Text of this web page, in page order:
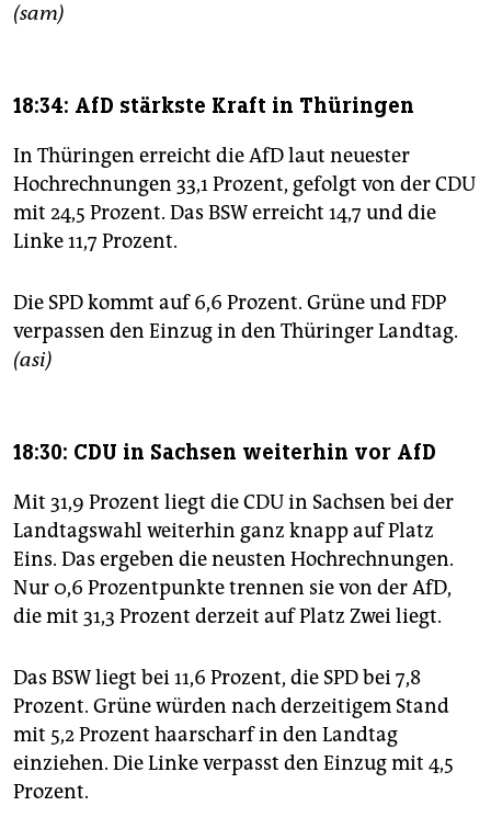
(sam)
18:34: AfD stärkste Kraft in Thüringen
In Thüringen erreicht die AfD laut neuester
Hochrechnungen 33,1 Prozent, gefolgt von der CDU
mit 24,5 Prozent. Das BSW erreicht 14,7 und die
Linke 11,7 Prozent.
Die SPD kommt auf 6,6 Prozent. Grüne und FDP
verpassen den Einzug in den Thüringer Landtag.
(asi)
18:30: CDU in Sachsen weiterhin vor AfD
Mit 31,9 Prozent liegt die CDU in Sachsen bei der
Landtagswahl weiterhin ganz knapp auf Platz
Eins. Das ergeben die neusten Hochrechnungen.
Nur 0,6 Prozentpunkte trennen sie von der AfD,
die mit 31,3 Prozent derzeit auf Platz Zwei liegt.
Das BSW liegt bei 11,6 Prozent, die SPD bei 7,8
Prozent. Grüne würden nach derzeitigem Stand
mit 5,2 Prozent haarscharf in den Landtag
einziehen. Die Linke verpasst den Einzug mit 4,5
Prozent.